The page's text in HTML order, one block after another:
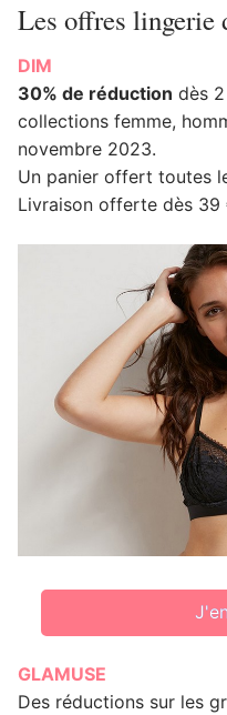
Les offres lingerie
DIM
30% de réduction dès
collections femme,
novembre 2023.
Un panier offert toutes
Livraison offerte dès 39
GLAMUSE
Des réductions sur les